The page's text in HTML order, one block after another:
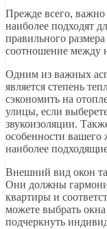
Прежде всего, важно
наиболее подходят
правильного
соотношение между
Одним из важных
является степень
сэкономить на
улицы, если
звукоизоляции.
особенности вашего
наиболее
Внешний вид окон
Они должны
квартиры и
можете выбрать
подчеркнуть